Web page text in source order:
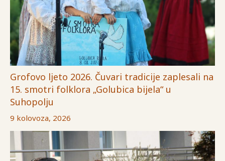
Grofovo ljeto 2026. Čuvari tradicije zaplesali na
15. smotri folklora „Golubica bijela“ u
Suhopolju
9 kolovoza, 2026